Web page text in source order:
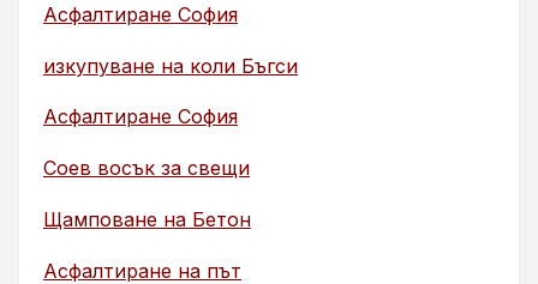
Асфалтиране София
изкупуване на коли Бъгси
Асфалтиране София
Соев восък за свещи
Щамповане на Бетон
Асфалтиране на път